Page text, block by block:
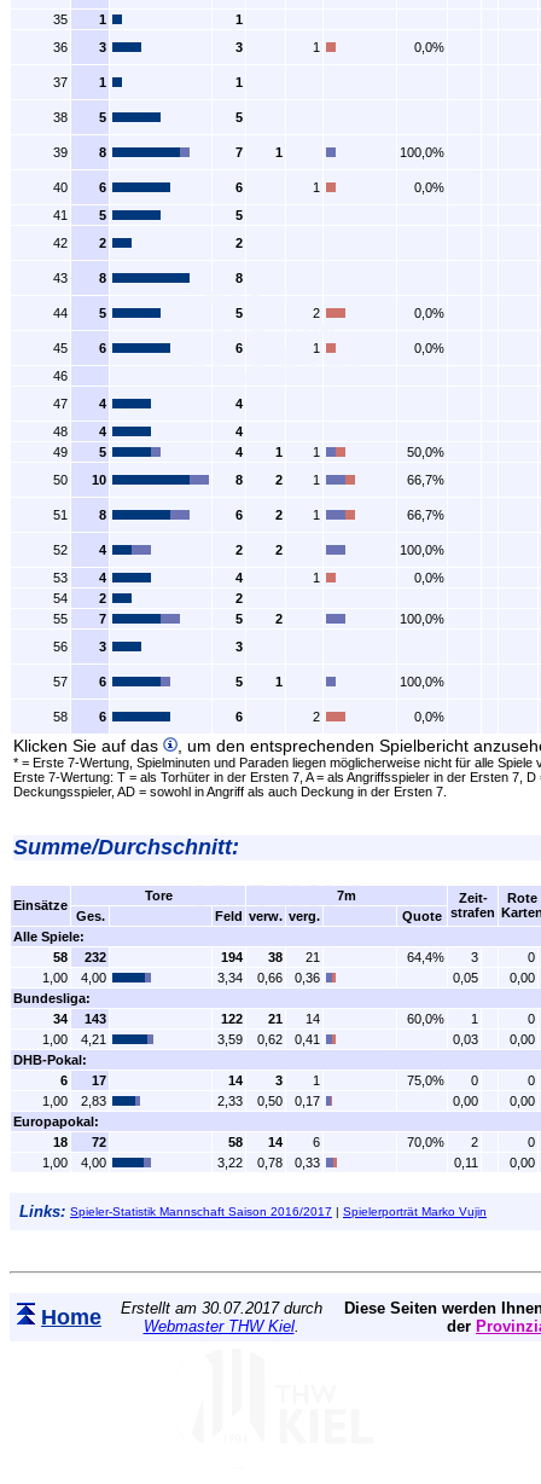
35
1
1
36
3 3 1 0,0%
37 1 1
38 5 5
39 8 7 1 100,0%
40 6 6 1
0,0%
41
5
5
42
2 2
43 8 8
44 5 5 2 0,0%
45 6 6 1
0,0%
46
47
4
4
48
4
4
49
5 4 1 1
50,0%
50
10 8 2 1 66,7%
51 8 6 2 1 66,7%
52 4 2 2
100,0%
53
4 4 1
0,0%
54
2
2
55
7 5 2
100,0%
56
3 3
57 6 5 1 100,0%
58 6 6 2 0,0%
Klicken Sie auf das , um den entsprechenden Spielbericht
* = Erste 7-Wertung, Spielminuten und Paraden liegen möglicherweise nicht für alle Spiele
Erste 7-Wertung: T = als Torhüter in der Ersten 7, A = als Angriffsspieler in der Ersten 7, D
Deckungsspieler, AD = sowohl in Angriff als auch Deckung in der Ersten 7.
Summe/Durchschnitt:
Einsätze
Tore 7m
Zeit-
strafen
Rote
Ges. Feld verw. verg.
Quote
Alle Spiele:
58
232 194 38 21 64,4% 3
0
1,00
4,00 3,34 0,66 0,36 0,05
0,00
Bundesliga:
34
143 122 21 14 60,0% 1
0
1,00
4,21 3,59 0,62 0,41 0,03
0,00
DHB-Pokal:
6
17 14 3 1 75,0% 0
0
1,00
2,83 2,33 0,50 0,17 0,00
0,00
Europapokal:
18
72 58 14 6 70,0% 2
0
1,00
4,00 3,22 0,78 0,33 0,11 0,00
Links: Spieler-Statistik Mannschaft Saison 2016/2017 | Spielerporträt Marko Vujin
Home
Erstellt am 30.07.2017 durch
Webmaster THW Kiel.
Diese Seiten werden
der